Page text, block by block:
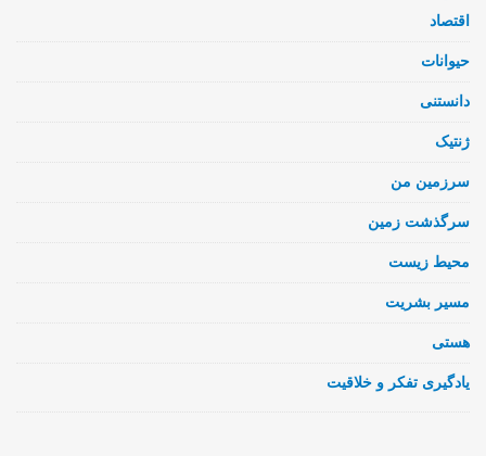
اقتصاد
حیوانات
دانستنی
ژنتیک
سرزمین من
سرگذشت زمین
محیط زیست
مسیر بشریت
هستی
یادگیری تفکر و خلاقیت